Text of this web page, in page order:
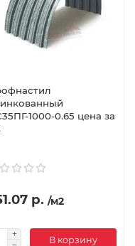
1000-0.65 цена за
р. /м2
В корзину